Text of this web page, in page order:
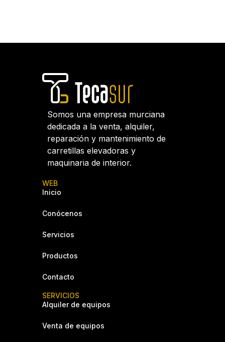
Somos una empresa murciana
dedicada a la venta, alquiler,
reparación y mantenimiento de
carretillas elevadoras y
maquinaria de interior.
WEB
Inicio
Conócenos
Servicios
Productos
Contacto
SERVICIOS
Alquiler de equipos
Venta de equipos